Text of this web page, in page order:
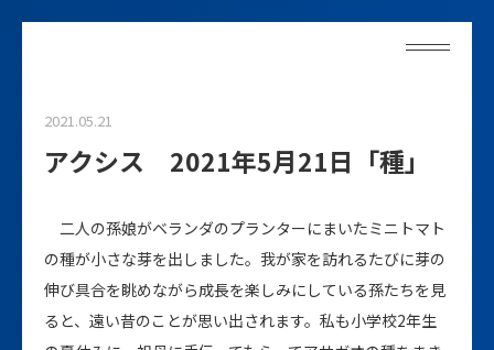
2021.05.21
アクシス 2021年5月21日「種」
二人の孫娘がベランダのプランターにまいたミニトマト
の種が小さな芽を出しました。我が家を訪れるたびに芽の
伸び具合を眺めながら成長を楽しみにしている孫たちを見
ると、遠い昔のことが思い出されます。私も小学校2年生